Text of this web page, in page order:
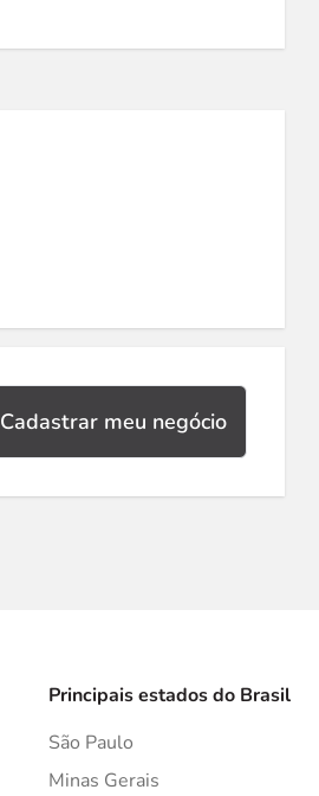
Cadastrar meu negócio
Principais estados do Brasil
São Paulo
Minas Gerais